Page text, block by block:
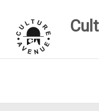
content